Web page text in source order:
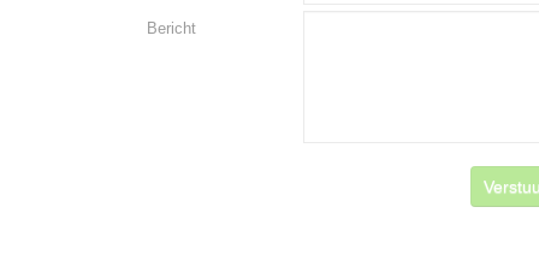
Bericht